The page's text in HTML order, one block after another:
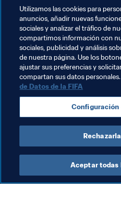
personas, por eso estoy
suficiente para jugar algún
Temas relacionados
Copa Mundial Sub-17 de la
England Mali España
CONMEBOL
Utilizamos las cookies para
anuncios, añadir nuevas
sociales y analizar el tráfico de
compartimos información con
sociales, publicidad y análisis
de nuestra página. Use los
ajustar sus preferencias y
compartan sus datos personales.
de Datos de la FIFA
Configuración
Aceptar todas